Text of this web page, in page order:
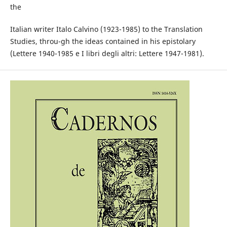
the
Italian writer Italo Calvino (1923-1985) to the Translation
Studies, throu-gh the ideas contained in his epistolary
(Lettere 1940-1985 e I libri degli altri: Lettere 1947-1981).